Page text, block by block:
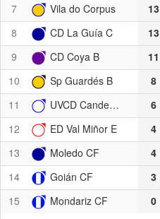
7
Vila do Corpus 13
8
CD La Guía C 13
9
CD Coya B 11
10
Sp Guardés B 8
11
UVCD Candeán B 6
12
ED Val Miñor E 4
13
Moledo CF 4
14
Goián CF 3
15
Mondariz CF 0